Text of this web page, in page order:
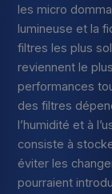
les micro
lumineuse et la
filtres les plus
reviennent le
performances
des filtres
l’humidité et à
consiste à
éviter les
pourraient